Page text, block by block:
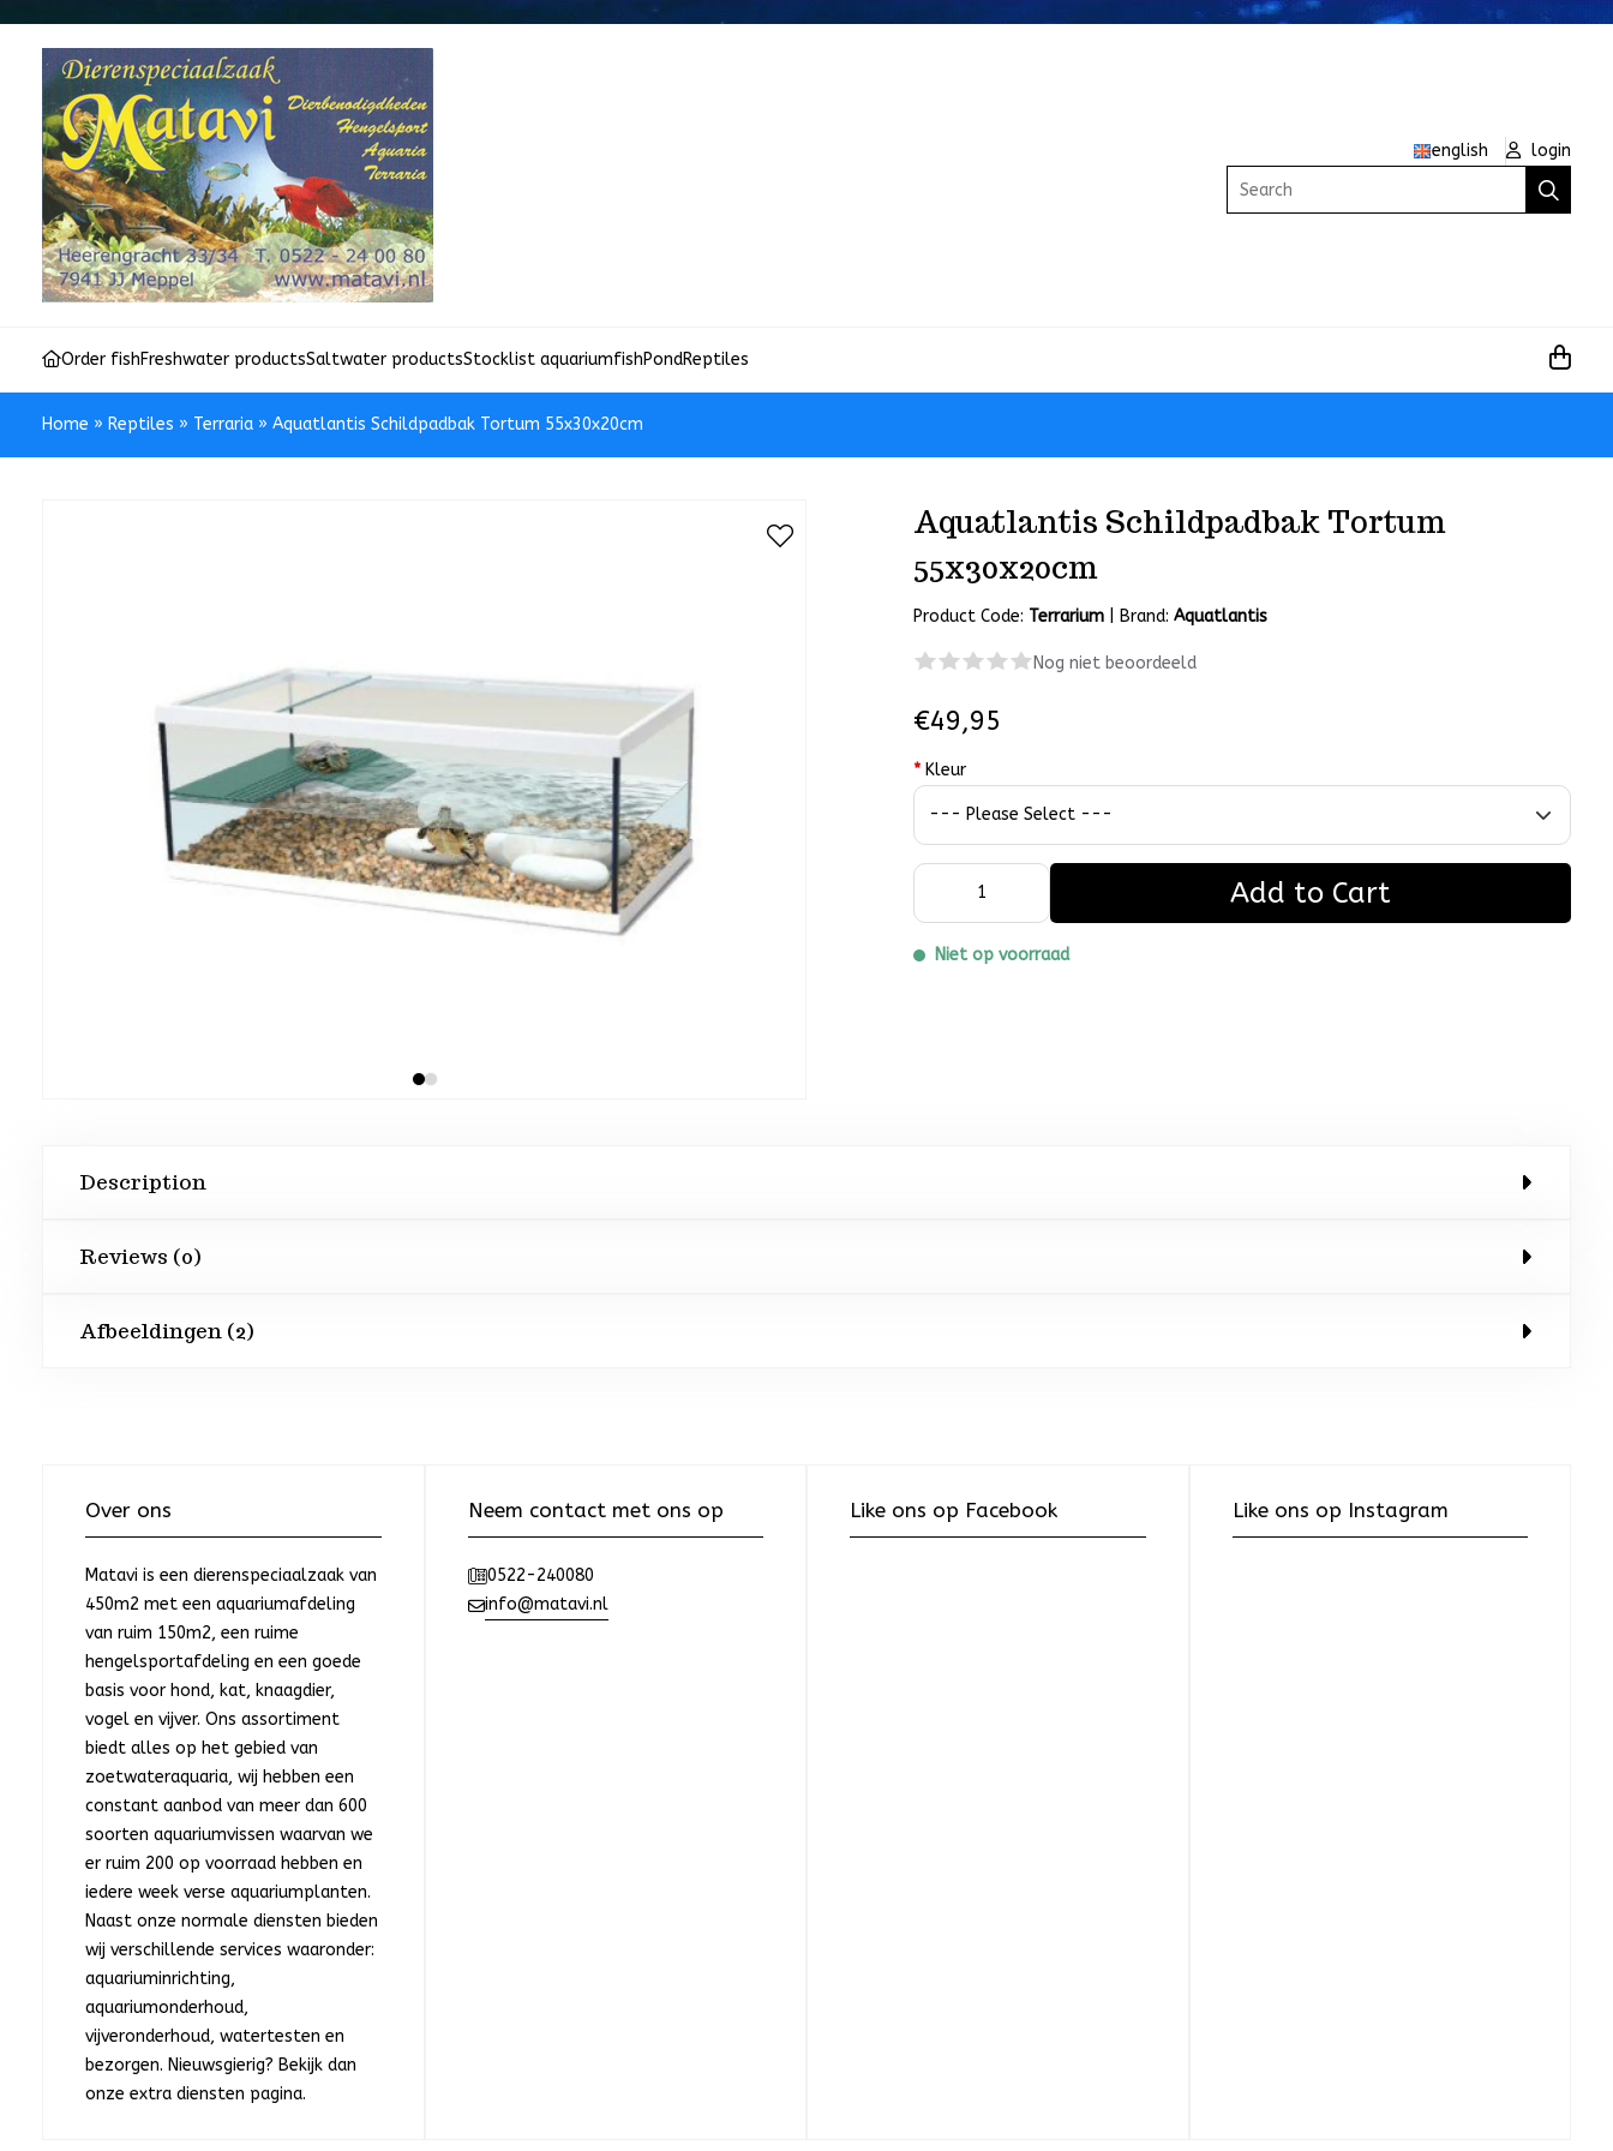
english
login
Search
Order fishFreshwater productsSaltwater productsStocklist aquariumfishPondReptiles
Home » Reptiles » Terraria » Aquatlantis Schildpadbak Tortum 55x30x20cm
Aquatlantis Schildpadbak Tortum
55x30x20cm
Product Code: Terrarium Brand:Aquatlantis
Nog niet beoordeeld
€49,95
* Kleur
Add to Cart
Niet op voorraad
Description
Reviews (0)
Afbeeldingen (2)
Over ons
Matavi is een dierenspeciaalzaak van
450m2 met een aquariumafdeling
van ruim 150m2, een ruime
hengelsportafdeling en een goede
basis voor hond, kat, knaagdier,
vogel en vijver. Ons assortiment
biedt alles op het gebied van
zoetwateraquaria, wij hebben een
constant aanbod van meer dan 600
soorten aquariumvissen waarvan we
er ruim 200 op voorraad hebben en
iedere week verse aquariumplanten.
Naast onze normale diensten bieden
wij verschillende services waaronder:
aquariuminrichting,
aquariumonderhoud,
vijveronderhoud, watertesten en
bezorgen. Nieuwsgierig? Bekijk dan
onze extra diensten pagina.
Neem contact met ons op
0522-240080
info@matavi.nl
Like ons op Facebook Like ons op Instagram